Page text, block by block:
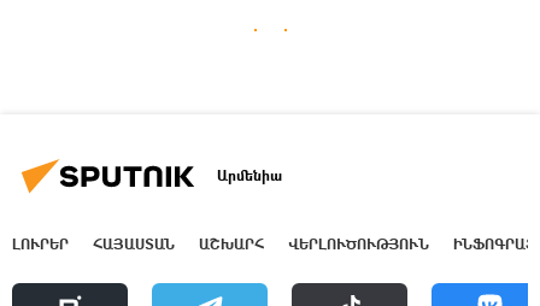
Արմենիա
ԼՈՒՐԵՐ ՀԱՅԱՍՏԱՆ ԱՇԽԱՐՀ ՎԵՐԼՈՒԾՈՒԹՅՈՒՆ